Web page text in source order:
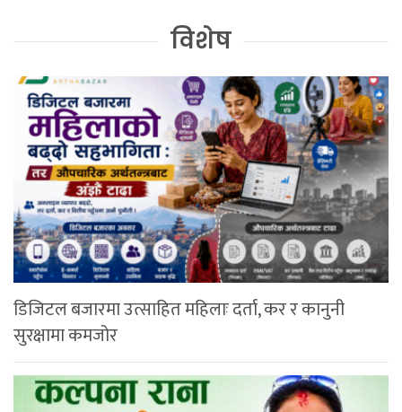
विशेष
डिजिटल बजारमा उत्साहित महिलाः दर्ता, कर र कानुनी
सुरक्षामा कमजोर